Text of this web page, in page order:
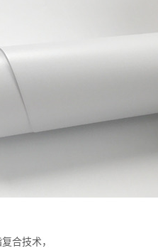
合技术，